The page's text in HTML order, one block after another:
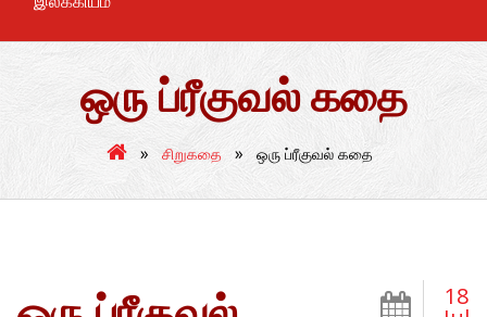
ஒரு ப்ரீகுவல் கதை
» சிறுகதை » ஒரு ப்ரீகுவல் கதை
18